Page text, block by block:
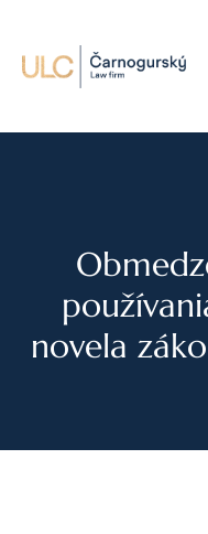
novela